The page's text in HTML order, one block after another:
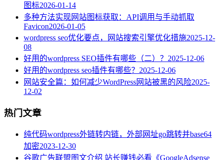
图标2026-01-14
多种方法实现网站图标获取：API调用与手动抓取
Favicon2026-01-05
wordpress seo优化要点，网站搜索引擎优化措施2025-12-
08
好用的wordpress SEO插件有哪些（二）？ 2025-12-06
好用的wordpress seo插件有哪些？ 2025-12-06
网站安全篇：如何减少WordPress网站被黑的风险2025-
12-02
热门文章
纯代码wordpress外链转内链，外部网址go跳转并base64
加密2023-12-30
谷歌广告联盟图文介绍 站长赚钱必看《GoogleAdsense